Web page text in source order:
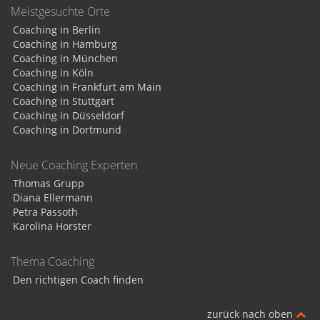
Meistgesuchte Orte
Coaching in Berlin
Coaching in Hamburg
Coaching in München
Coaching in Köln
Coaching in Frankfurt am Main
Coaching in Stuttgart
Coaching in Düsseldorf
Coaching in Dortmund
Neue Coaching Experten
Thomas Grupp
Diana Ellermann
Petra Passoth
Karolina Horster
Thema Coaching
Den richtigen Coach finden
zurück nach oben